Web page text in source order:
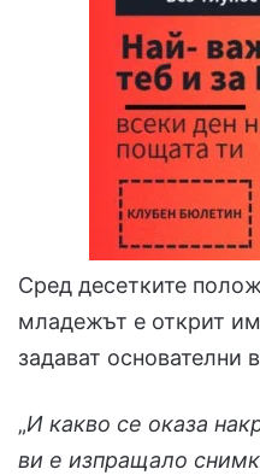
Сред десетките
младежът е открит
задават основателни
„И какво се оказа
ви е изпращало